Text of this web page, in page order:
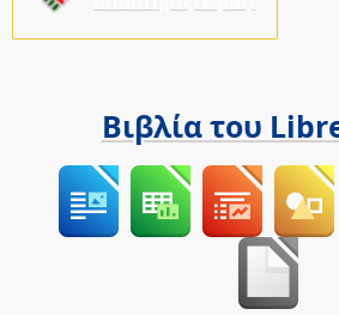
Βιβλία του